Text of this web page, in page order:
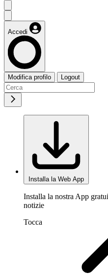
Accedi
Modifica profilo Logout
Installa la Web App
Installa la nostra App
notizie
Tocca